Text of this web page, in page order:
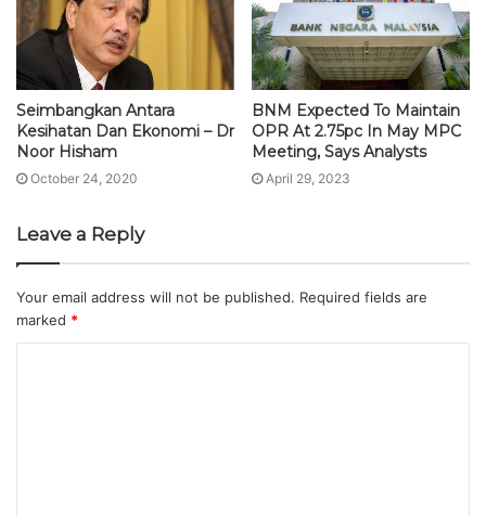
Seimbangkan Antara
Kesihatan Dan Ekonomi – Dr
Noor Hisham
October 24, 2020
BNM Expected To Maintain
OPR At 2.75pc In May MPC
Meeting, Says Analysts
April 29, 2023
Leave a Reply
Your email address will not be published. Required fields are
marked *